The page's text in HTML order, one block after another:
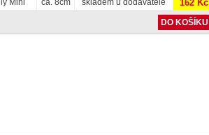
Mini
ca. 8cm skladem u dodavatele 162 Kč